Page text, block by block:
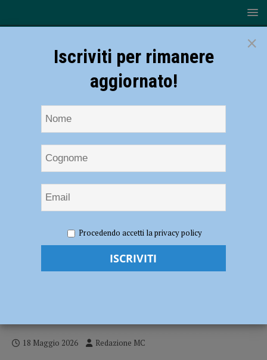
di Michele Castagnetti e di Giampaolo Nuvolati allo Spazio Rosso
Tiziano dal 20 maggio al 6 giugno 2026
Le personali di Michele Castagnetti e di
18 Maggio 2026 Redazione MC
×
Iscriviti per rimanere
aggiornato!
Procedendo accetti la privacy policy